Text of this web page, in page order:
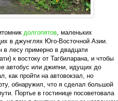
долгопятов , маленьких
в джунглях Юго-Восточной Азии.
в лесу примерно в двадцати
к востоку от Тагбиларана, и чтобы
автобус или джипни, идущих до
как пройти на автовокзал, но
обнаружил, что я сделал большой
Портье в гостинице посоветовала